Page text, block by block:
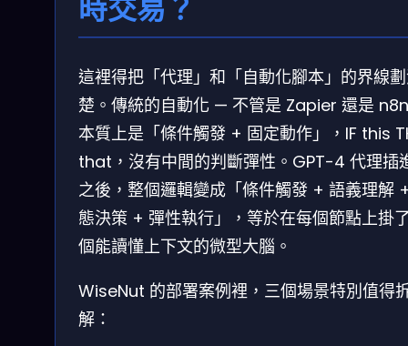
時交易？
這裡得把「代理」和「自動化腳本」的界線
楚。傳統的自動化 — 不管是 Zapier 還是
本質上是「條件觸發 + 固定動作」，IF this
that，沒有中間的判斷彈性。GPT-4 代理插
之後，整個邏輯變成「條件觸發 + 語義理解
態決策 + 彈性執行」，等於在每個節點上掛
個能讀懂上下文的微型大腦。
WiseNut 的部署案例裡，三個場景特別值得
解：